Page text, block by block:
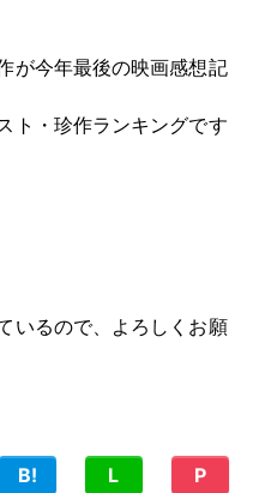
が今年最後の映画感想記
ト・珍作ランキングです
いるので、よろしくお願
B! L P